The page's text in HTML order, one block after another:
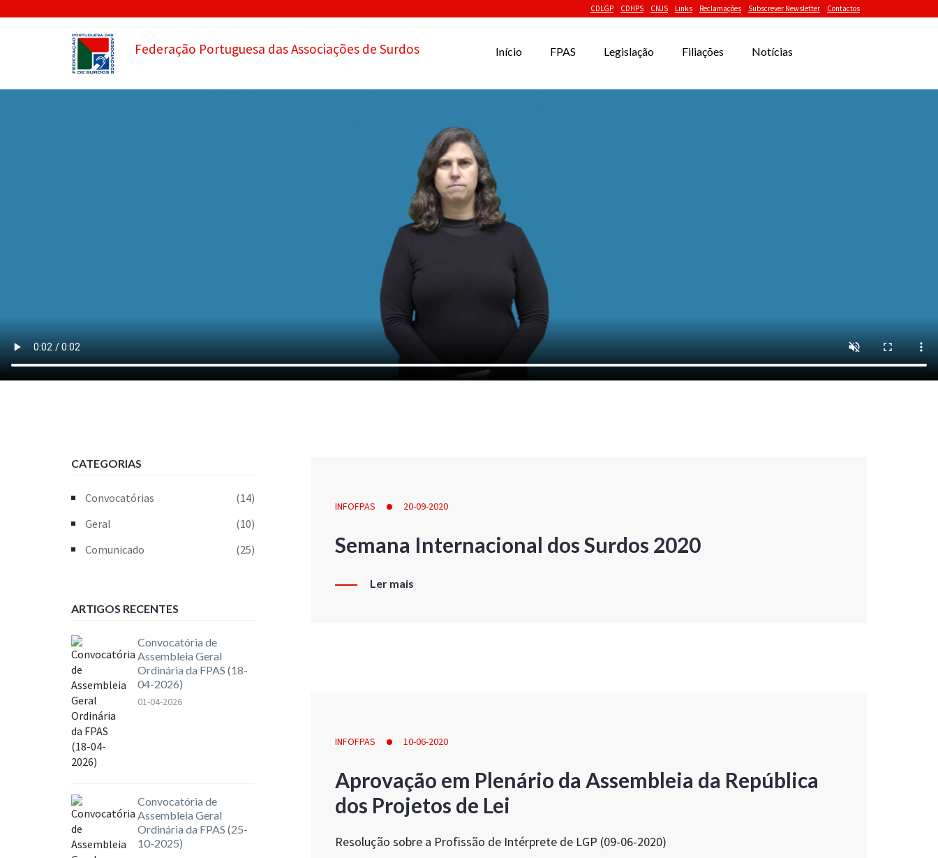
CDLGP CDHPS CNJS Links Reclamações Subscrever Newsletter Contactos
Federação Portuguesa das Associações de Surdos Início FPAS Legislação Filiações Notícias
INFOFPAS 20-09-2020
Semana Internacional dos Surdos 2020
Ler mais
INFOFPAS 10-06-2020
Aprovação em Plenário da Assembleia da República
dos Projetos de Lei
Resolução sobre a Profissão de Intérprete de LGP (09-06-2020)
CATEGORIAS
Convocatórias
(14)
Geral
(10)
Comunicado
(25)
ARTIGOS RECENTES
Convocatória de
Assembleia Geral
Ordinária da FPAS (18-
04-2026)
01-04-2026
Convocatória de
Assembleia Geral
Ordinária da FPAS (25-
10-2025)